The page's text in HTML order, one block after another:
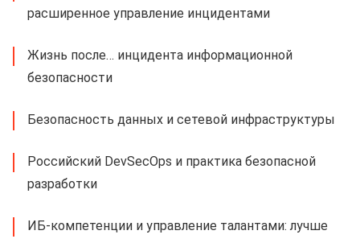
расширенное управление инцидентами
Жизнь после… инцидента информационной
безопасности
Безопасность данных и сетевой инфраструктуры
Российский DevSecOps и практика безопасной
разработки
ИБ-компетенции и управление талантами: лучше